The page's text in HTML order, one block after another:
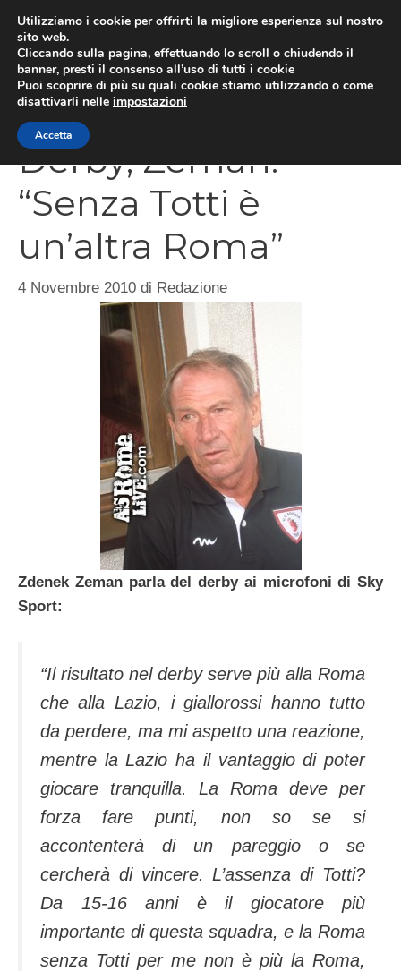
contenuto
Derby, Zeman:
“Senza Totti è
un’altra Roma”
4 Novembre 2010 di Redazione
Zdenek Zeman parla del derby ai microfoni di Sky
Sport:
“Il risultato nel derby serve più alla Roma
che alla Lazio, i giallorossi hanno tutto
da perdere, ma mi aspetto una reazione,
mentre la Lazio ha il vantaggio di poter
giocare tranquilla. La Roma deve per
forza fare punti, non so se si
accontenterà di un pareggio o se
cercherà di vincere. L’assenza di Totti?
Da 15-16 anni è il giocatore più
importante di questa squadra, e la Roma
senza Totti per me non è più la Roma,
Utilizziamo i cookie per offrirti la migliore esperienza sul nostro
sito web.
Cliccando sulla pagina, effettuando lo scroll o chiudendo il
banner, presti il consenso all’uso di tutti i cookie
Puoi scoprire di più su quali cookie stiamo utilizzando o come
disattivarli nelle impostazioni
Accetta